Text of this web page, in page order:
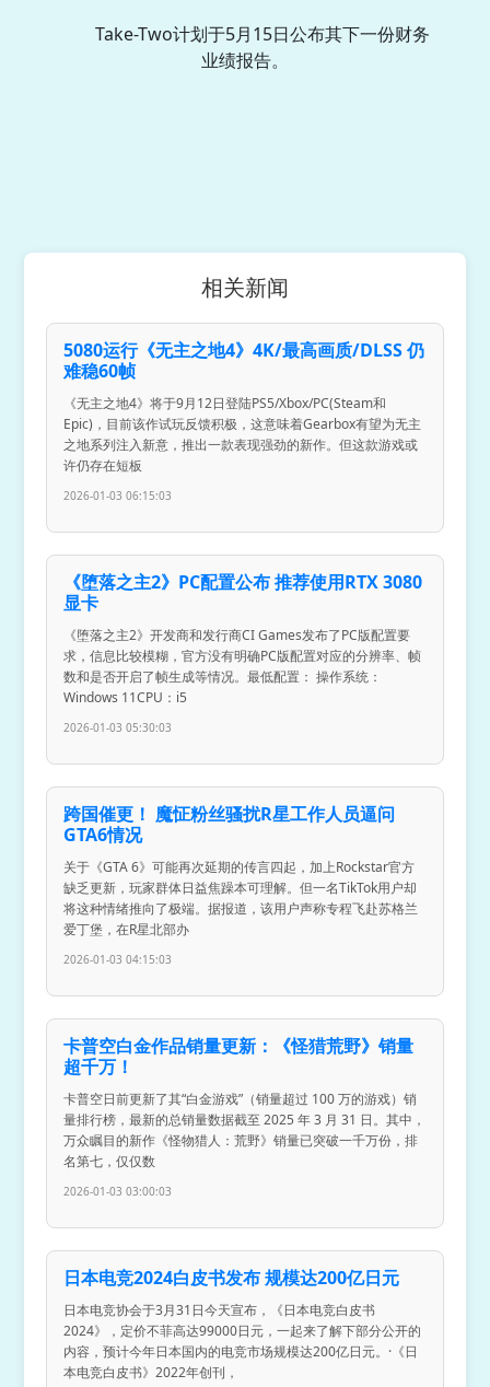
Take-Two计划于5月15日公布其下一份财务
业绩报告。
相关新闻
5080运行《无主之地4》4K/最高画质/DLSS 仍
难稳60帧
《无主之地4》将于9月12日登陆PS5/Xbox/PC(Steam和
Epic)，目前该作试玩反馈积极，这意味着Gearbox有望为无主
之地系列注入新意，推出一款表现强劲的新作。但这款游戏或
许仍存在短板
2026-01-03 06:15:03
《堕落之主2》PC配置公布 推荐使用RTX 3080
显卡
《堕落之主2》开发商和发行商CI Games发布了PC版配置要
求，信息比较模糊，官方没有明确PC版配置对应的分辨率、帧
数和是否开启了帧生成等情况。最低配置： 操作系统：
Windows 11CPU：i5
2026-01-03 05:30:03
跨国催更！ 魔怔粉丝骚扰R星工作人员逼问
GTA6情况
关于《GTA 6》可能再次延期的传言四起，加上Rockstar官方
缺乏更新，玩家群体日益焦躁本可理解。但一名TikTok用户却
将这种情绪推向了极端。据报道，该用户声称专程飞赴苏格兰
爱丁堡，在R星北部办
2026-01-03 04:15:03
卡普空白金作品销量更新：《怪猎荒野》销量
超千万！
卡普空日前更新了其“白金游戏”（销量超过 100 万的游戏）销
量排行榜，最新的总销量数据截至 2025 年 3 月 31 日。其中，
万众瞩目的新作《怪物猎人：荒野》销量已突破一千万份，排
名第七，仅仅数
2026-01-03 03:00:03
日本电竞2024白皮书发布 规模达200亿日元
日本电竞协会于3月31日今天宣布，《日本电竞白皮书
2024》，定价不菲高达99000日元，一起来了解下部分公开的
内容，预计今年日本国内的电竞市场规模达200亿日元。·《日
本电竞白皮书》2022年创刊，